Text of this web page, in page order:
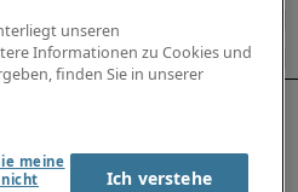
unseren
Informationen zu Cookies und
finden Sie in unserer
meine
Ich verstehe